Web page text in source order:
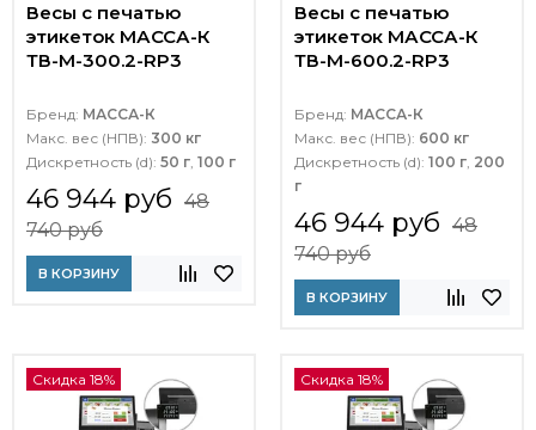
Весы с печатью
этикеток МАССА-К
ТВ-M-300.2-RP3
Бренд: МАССА-К
Макс. вес (НПВ): 300 кг
Дискретность (d): 50 г, 100 г
46 944 руб 48
740 руб
В КОРЗИНУ
Весы с печатью
этикеток МАССА-К
ТВ-M-600.2-RP3
Бренд: МАССА-К
Макс. вес (НПВ): 600 кг
Дискретность (d): 100 г, 200
г
46 944 руб 48
740 руб
В КОРЗИНУ
Скидка 18% Скидка 18%